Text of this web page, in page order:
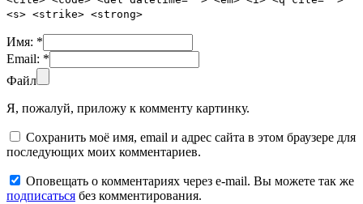
<s> <strike> <strong>
Имя: *
Email: *
Файл
Я, пожалуй, приложу к комменту картинку.
Сохранить моё имя, email и адрес сайта в этом браузере для
последующих моих комментариев.
Оповещать о комментариях через e-mail. Вы можете так же
подписаться без комментирования.